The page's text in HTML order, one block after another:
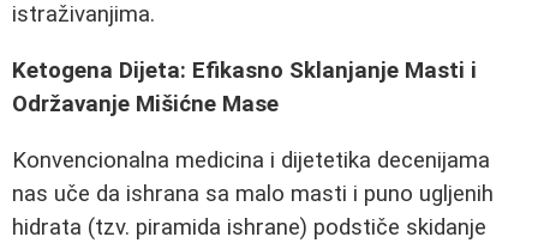
istraživanjima.
Ketogena Dijeta: Efikasno Sklanjanje Masti i
Održavanje Mišićne Mase
Konvencionalna medicina i dijetetika decenijama
nas uče da ishrana sa malo masti i puno ugljenih
hidrata (tzv. piramida ishrane) podstiče skidanje